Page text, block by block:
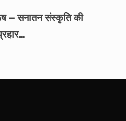
– सनातन संस्कृति की